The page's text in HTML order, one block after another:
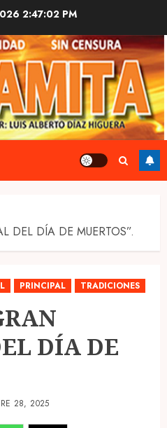
2:47:03 PM
DEL DÍA DE MUERTOS”.
PRINCIPAL TRADICIONES
DÍA DE
28, 2025